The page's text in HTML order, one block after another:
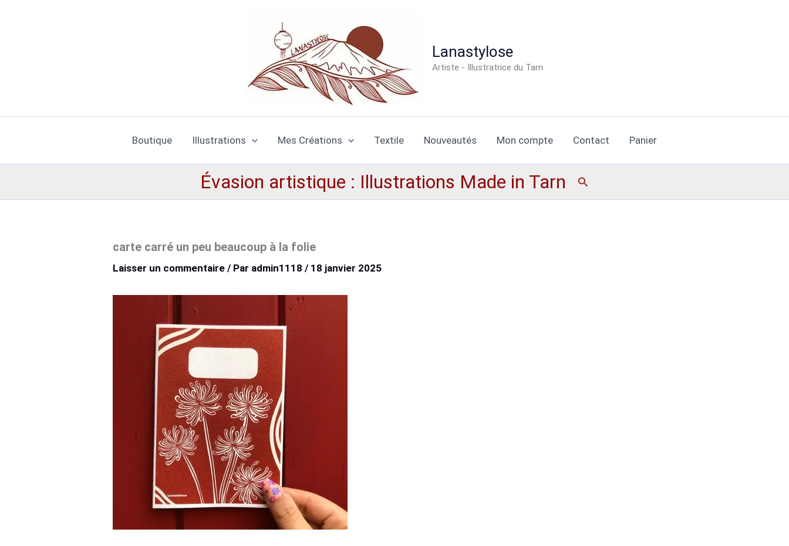
Lanastylose
Artiste - Illustratrice du Tarn
Boutique Illustrations Mes Créations Textile Nouveautés Mon compte Contact Panier
Évasion artistique : Illustrations Made in Tarn Rechercher
carte carré un peu beaucoup à la folie
Laisser un commentaire / Par admin1118 / 18 janvier 2025